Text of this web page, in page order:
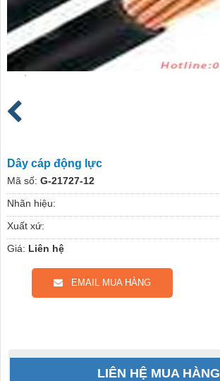
Dây cáp động lực
Mã số: G-21727-12
Nhãn hiệu:
Xuất xứ:
Giá: Liên hệ
EMAIL MUA HÀNG
LIÊN HỆ MUA HÀNG